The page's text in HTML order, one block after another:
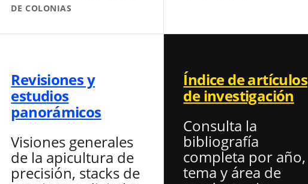
DE COLONIAS
Revisiones y
estudios
panorámicos
Visiones generales
de la apicultura de
precisión, stacks de
Índice de artículos
de investigación
Consulta la
bibliografía
completa por año,
tema y área de